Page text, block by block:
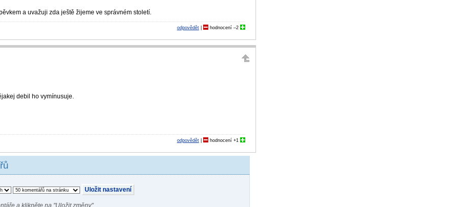
a uvažuji zda ještě žijeme ve správném století.
odpovědět| hodnocení –2
debil ho vymínusuje.
odpovědět| hodnocení +1